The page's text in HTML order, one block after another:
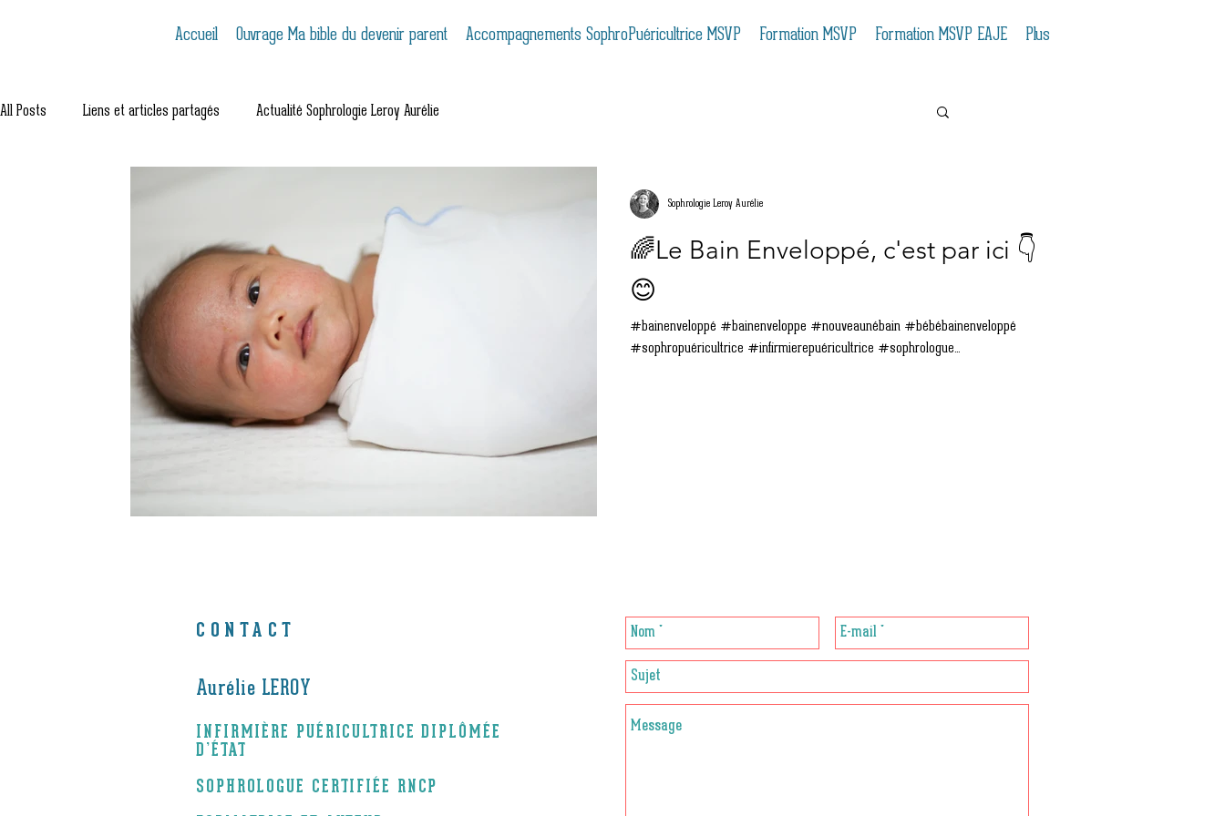
Accueil Ouvrage Ma bible du devenir parent Accompagnements SophroPuéricultrice MSVP Formation MSVP Formation MSVP EAJE Plus
All Posts Liens et articles partagés Actualité Sophrologie Leroy Aurélie
🌈Le Bain Enveloppé, c'est par ici 👇
😊
#bainenveloppé #bainenveloppe #nouveaunébain #bébébainenveloppé
#sophropuéricultrice #infirmierepuéricultrice #sophrologue...
Sophrologie Leroy Aurélie
CONTACT
Aurélie LEROY
INFIRMIÈRE PUÉRICULTRICE DIPLÔMÉE
D’ÉTAT
SOPHROLOGUE CERTIFIÉE RNCP